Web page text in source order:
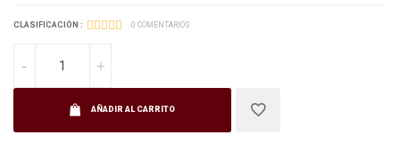
CLASIFICACIÓN : 0 COMENTARIOS
AÑADIR AL CARRITO